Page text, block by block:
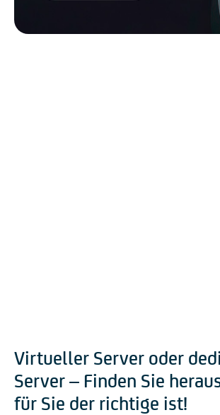
Virtueller Server oder
Server – Finden Sie
für Sie der richtige ist!